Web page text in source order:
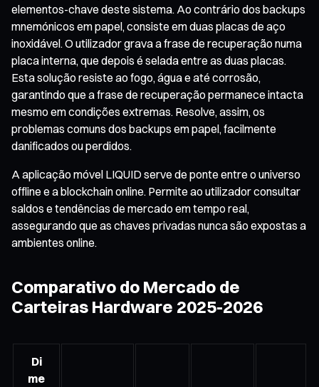
elementos-chave deste sistema. Ao contrário dos backups
mnemónicos em papel, consiste em duas placas de aço
inoxidável. O utilizador grava a frase de recuperação numa
placa interna, que depois é selada entre as duas placas.
Esta solução resiste ao fogo, água e até corrosão,
garantindo que a frase de recuperação permanece intacta
mesmo em condições extremas. Resolve, assim, os
problemas comuns dos backups em papel, facilmente
danificados ou perdidos.
A aplicação móvel LIQUID serve de ponte entre o universo
offline e a blockchain online. Permite ao utilizador consultar
saldos e tendências de mercado em tempo real,
assegurando que as chaves privadas nunca são expostas a
ambientes online.
Comparativo do Mercado de
Carteiras Hardware 2025-2026
Di
me